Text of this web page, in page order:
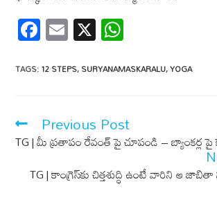
F
ac
e
o
o
k
E
m
ail
X
at
A
p
p
TAGS:12 STEPS,SURYANAMASKARALU,YOGA
Previous Post
TG | మీ ప్రతాపం రేవంత్ పై చూపండి – బ్యాంకర్ల
TG | కాంగ్రెస్‌కు చిత్తశుద్ధి ఉంటే వారిని ఆ